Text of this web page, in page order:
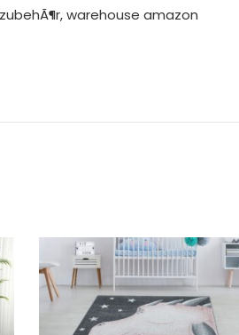
warehouse amazon